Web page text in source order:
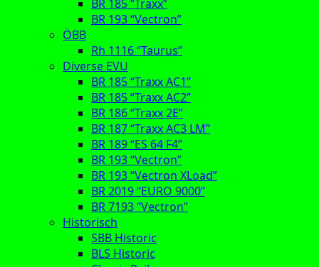
BR 185 “Traxx”
BR 193 “Vectron”
ÖBB
Rh 1116 “Taurus”
Diverse EVU
BR 185 “Traxx AC1”
BR 185 “Traxx AC2”
BR 186 “Traxx 2E”
BR 187 “Traxx AC3 LM”
BR 189 “ES 64 F4”
BR 193 “Vectron”
BR 193 “Vectron XLoad”
BR 2019 “EURO 9000”
BR 7193 “Vectron”
Historisch
SBB Historic
BLS Historic